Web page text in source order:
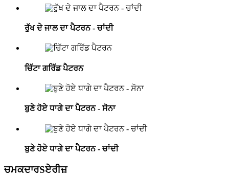
ਰੁੱਖ ਦੇ ਜਾਲ ਦਾ ਪੈਟਰਨ - ਚਾਂਦੀ
ਚਿੱਟਾ ਗਰਿੱਡ ਪੈਟਰਨ
ਬੁਣੇ ਹੋਏ ਧਾਗੇ ਦਾ ਪੈਟਰਨ - ਸੋਨਾ
ਬੁਣੇ ਹੋਏ ਧਾਗੇ ਦਾ ਪੈਟਰਨ - ਚਾਂਦੀ
ਚਮਕਦਾਰSਏਰੀਜ਼